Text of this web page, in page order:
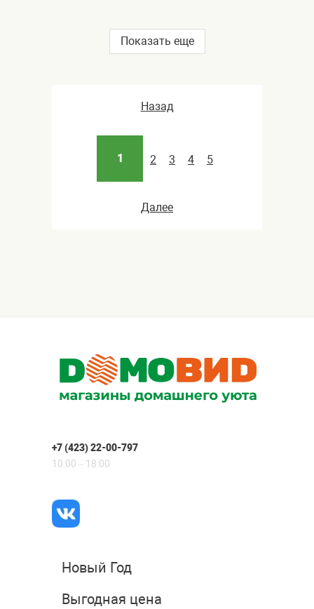
Показать еще
Назад
1 2 3 4 5
Далее
+7 (423) 22-00-797
10:00 – 18:00
Новый Год
Выгодная цена